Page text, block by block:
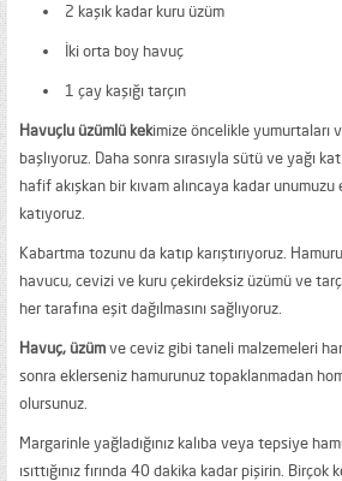
2 kaşık kadar kuru üzüm
İki orta boy havuç
1 çay kaşığı tarçın
Havuçlu üzümlü kekimize öncelikle yumurtaları
başlıyoruz. Daha sonra sırasıyla sütü ve yağı
hafif akışkan bir kıvam alıncaya kadar unumuzu
katıyoruz.
Kabartma tozunu da katıp karıştırıyoruz.
havucu, cevizi ve kuru çekirdeksiz üzümü ve
her tarafına eşit dağılmasını sağlıyoruz.
Havuç, üzümve ceviz gibi taneli malzemeleri
sonra eklerseniz hamurunuz topaklanmadan
olursunuz.
Margarinle yağladığınız kalıba veya tepsiye
ısıttığınız fırında 40 dakika kadar pişirin.